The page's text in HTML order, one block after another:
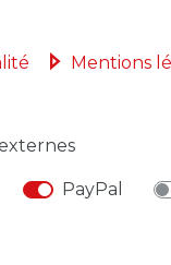
DE L'UE
Mentions
PayPal